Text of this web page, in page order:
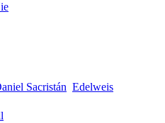
Sacristán Edelweis